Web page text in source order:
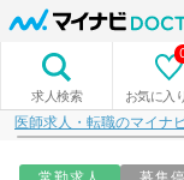
求人検索 お気に入
医師求人・転職のマイナ